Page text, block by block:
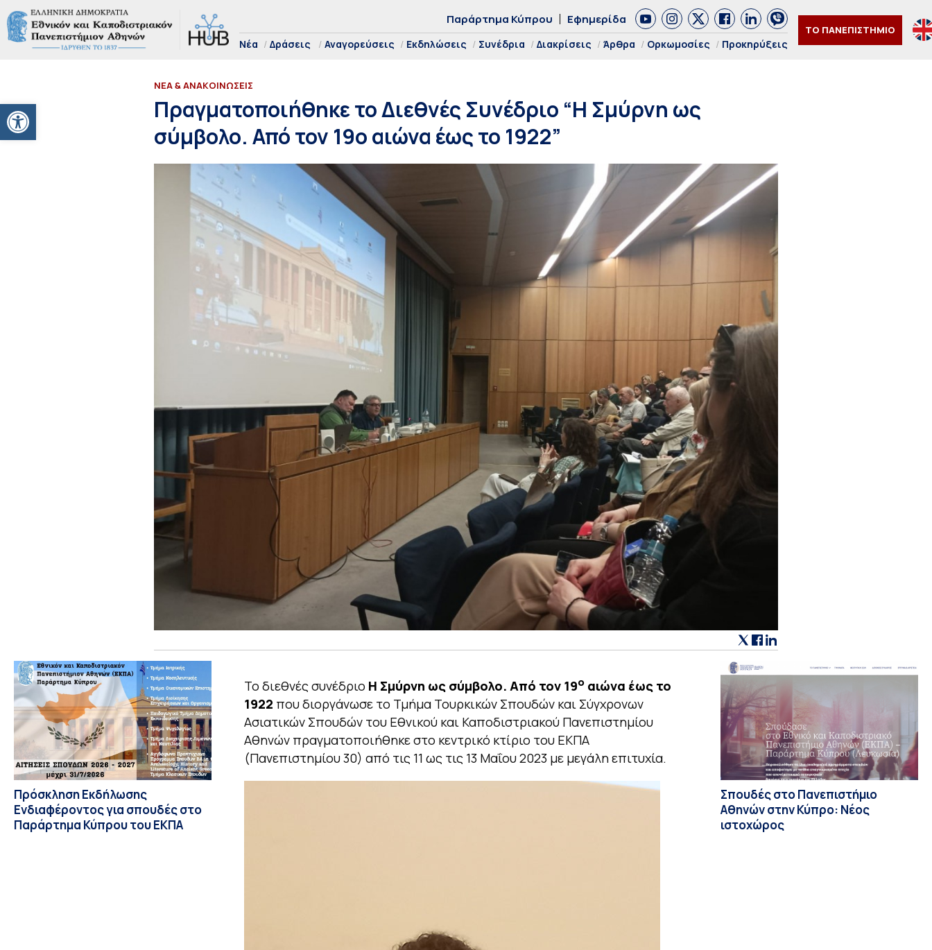
Ανοίξτε τη γραμμή εργαλείων
Παράρτημα Κύπρου Εφημερίδα
Νέα Δράσεις Αναγορεύσεις Εκδηλώσεις Συνέδρια Διακρίσεις Άρθρα Ορκωμοσίες Προκηρύξεις
ΤΟ ΠΑΝΕΠΙΣΤΗΜΙΟ
ΝΕΑ & ΑΝΑΚΟΙΝΩΣΕΙΣ
Πραγματοποιήθηκε το Διεθνές Συνέδριο “Η Σμύρνη ως
σύμβολο. Από τον 19ο αιώνα έως το 1922”
Πρόσκληση Εκδήλωσης
Ενδιαφέροντος για σπουδές στο
Παράρτημα Κύπρου του ΕΚΠΑ
Το διεθνές συνέδριο Η Σμύρνη ως σύμβολο. Από τον 19οαιώνα έως το
1922 που διοργάνωσε το Τμήμα Τουρκικών Σπουδών και Σύγχρονων
Ασιατικών Σπουδών του Εθνικού και Καποδιστριακού Πανεπιστημίου
Αθηνών πραγματοποιήθηκε στο κεντρικό κτίριο του ΕΚΠΑ
(Πανεπιστημίου 30) από τις 11 ως τις 13 Μαΐου 2023 με μεγάλη επιτυχία.
Σπουδές στο Πανεπιστήμιο
Αθηνών στην Κύπρο: Νέος
ιστοχώρος